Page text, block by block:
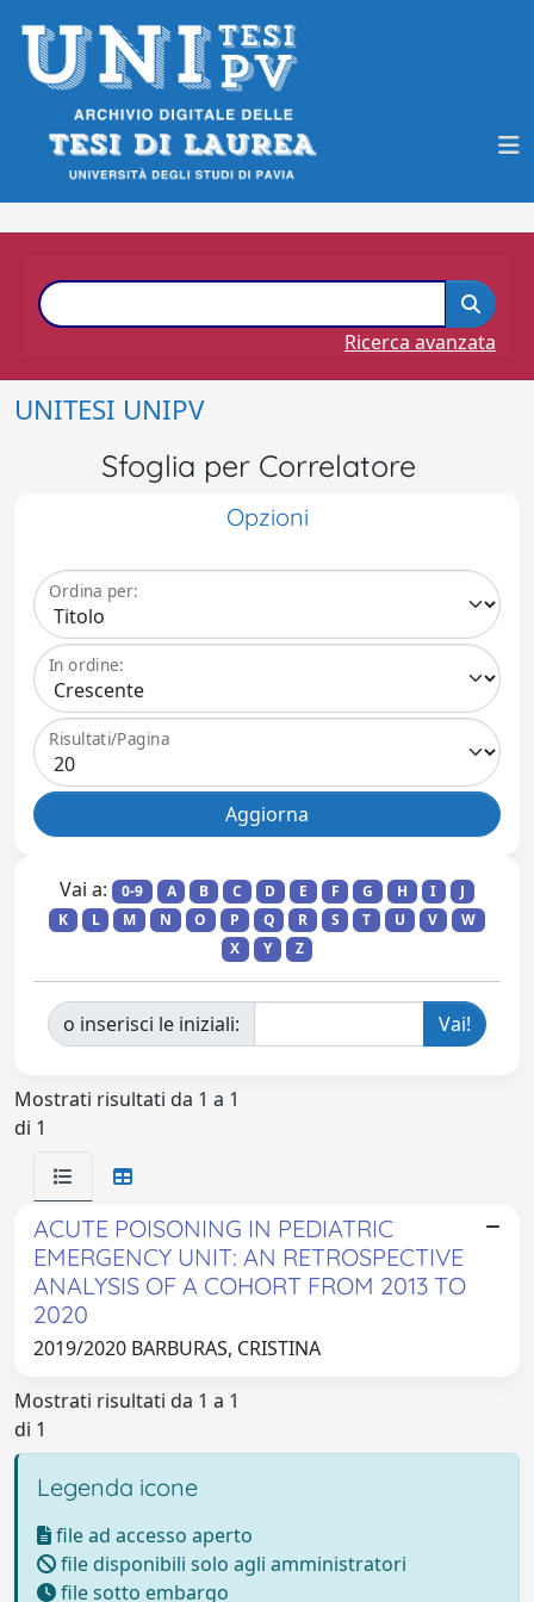
Ricerca avanzata
UNITESI UNIPV
Sfoglia per Correlatore
Opzioni
Ordina per:
In ordine:
Risultati/Pagina
Vai a: 0-9 A B C D E F G H I
J
K
L M N O P Q R S T U V
W
X
Y Z
o inserisci le iniziali:
Mostrati risultati da 1 a 1
di 1
ACUTE POISONING IN PEDIATRIC
EMERGENCY UNIT: AN RETROSPECTIVE
ANALYSIS OF A COHORT FROM 2013 TO
2020
2019/2020 BARBURAS, CRISTINA
Mostrati risultati da 1 a 1
di 1
Legenda icone
file ad accesso aperto
file disponibili solo agli amministratori
file sotto embargo